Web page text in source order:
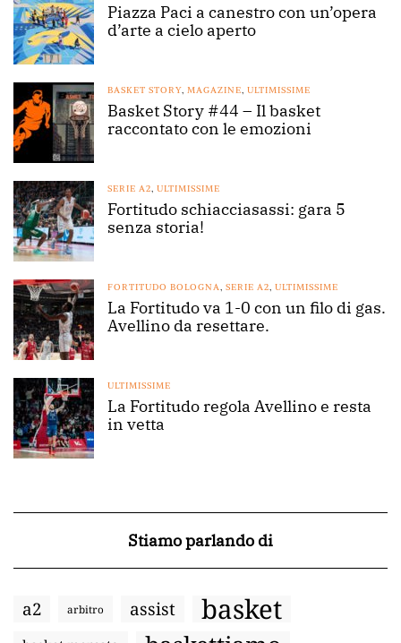
Piazza Paci a canestro con un’opera
d’arte a cielo aperto
BASKET STORY, MAGAZINE, ULTIMISSIME
Basket Story #44 – Il basket
raccontato con le emozioni
SERIE A2, ULTIMISSIME
Fortitudo schiacciasassi: gara 5
senza storia!
FORTITUDO BOLOGNA, SERIE A2, ULTIMISSIME
La Fortitudo va 1-0 con un filo di gas.
Avellino da resettare.
ULTIMISSIME
La Fortitudo regola Avellino e resta
in vetta
Stiamo parlando di
a2 arbitro assist basket